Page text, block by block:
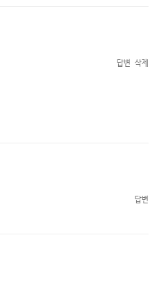
답변 삭제
답변